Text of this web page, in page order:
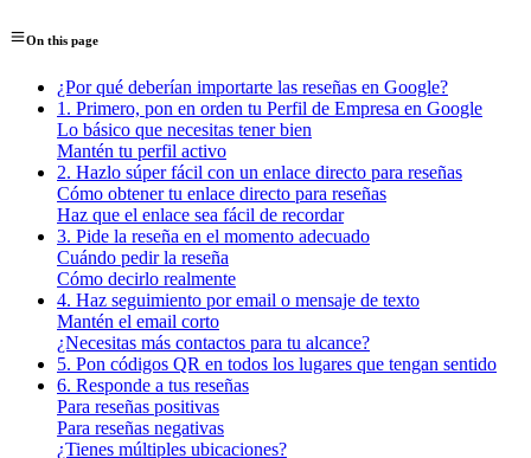
On this page
¿Por qué deberían importarte las reseñas en Google?
1. Primero, pon en orden tu Perfil de Empresa en Google
Lo básico que necesitas tener bien
Mantén tu perfil activo
2. Hazlo súper fácil con un enlace directo para reseñas
Cómo obtener tu enlace directo para reseñas
Haz que el enlace sea fácil de recordar
3. Pide la reseña en el momento adecuado
Cuándo pedir la reseña
Cómo decirlo realmente
4. Haz seguimiento por email o mensaje de texto
Mantén el email corto
¿Necesitas más contactos para tu alcance?
5. Pon códigos QR en todos los lugares que tengan sentido
6. Responde a tus reseñas
Para reseñas positivas
Para reseñas negativas
¿Tienes múltiples ubicaciones?